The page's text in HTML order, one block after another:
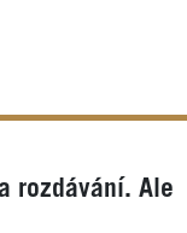
rozdávání. Ale